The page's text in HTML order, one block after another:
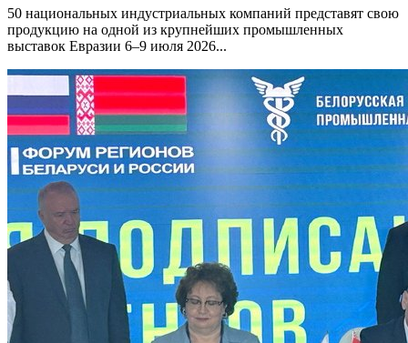
50 национальных индустриальных компаний представят свою
продукцию на одной из крупнейших промышленных
выставок Евразии 6–9 июля 2026...